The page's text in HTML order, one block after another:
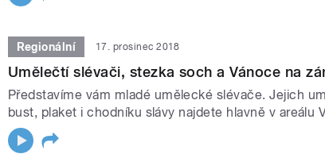
Regionální 17. prosinec 2018
Umělečtí slévači, stezka soch a Vánoce na
Představíme vám mladé umělecké slévače. Jejich
bust, plaket i chodníku slávy najdete hlavně v areálu